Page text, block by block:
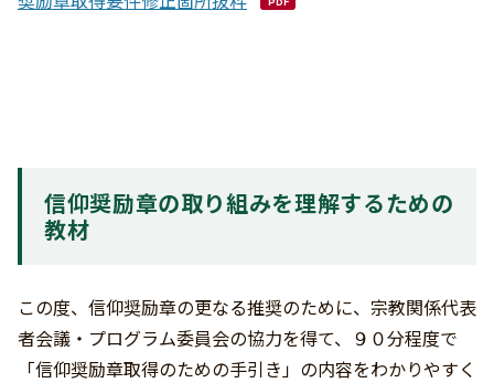
信仰奨励章の取り組みを理解するための
教材
この度、信仰奨励章の更なる推奨のために、宗教関係代表
者会議・プログラム委員会の協力を得て、９０分程度で
「信仰奨励章取得のための手引き」の内容をわかりやすく